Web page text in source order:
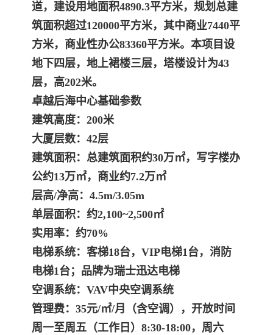
道，建设用地面积4890.3平方米，规划总建
筑面积超过120000平方米，其中商业7440平
方米，商业性办公83360平方米。本项目设
地下四层，地上裙楼三层，塔楼设计为43
层，高202米。
卓越后海中心基础参数
建筑高度：200米
大厦层数：42层
建筑面积：总建筑面积约30万㎡，写字楼办
公约13万㎡，商业约7.2万㎡
层高/净高：4.5m/3.05m
单层面积：约2,100~2,500㎡
实用率：约70%
电梯系统：客梯18台，VIP电梯1台，消防
电梯1台；品牌为瑞士迅达电梯
空调系统：VAV中央空调系统
管理费：35元/㎡/月（含空调），开放时间
周一至周五（工作日）8:30-18:00，周六